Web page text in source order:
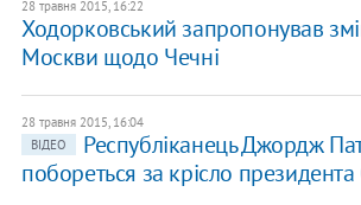
28 травня 2015, 16:22
Ходорковський запропонував
Москви щодо Чечні
28 травня 2015, 16:04
ВІДЕО
Республіканець Джордж
побореться за крісло